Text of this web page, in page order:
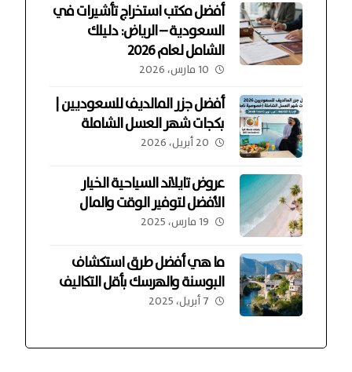
أفضل مكتب استخراج تأشيرات في
السعودية – الرياض: دليلك
الشامل لعام 2026
10 مارس، 2026
أفضل جزر المالديف للسعوديين |
بكجات شهر العسل الشاملة
20 أبريل، 2026
عروض تايلاند السياحية الخيار
الأفضل لتوفير الوقت والمال
19 مارس، 2025
ما هي أفضل طرق استكشاف
البوسنة والهرسك بأقل التكاليف
7 أبريل، 2025